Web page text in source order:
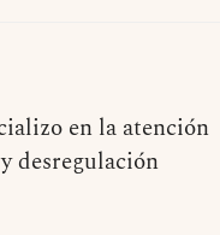
en la atención
desregulación